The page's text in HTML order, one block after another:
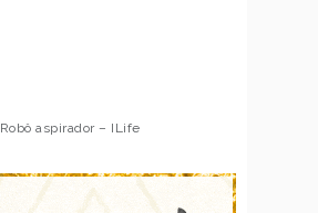
Robô aspirador – ILife